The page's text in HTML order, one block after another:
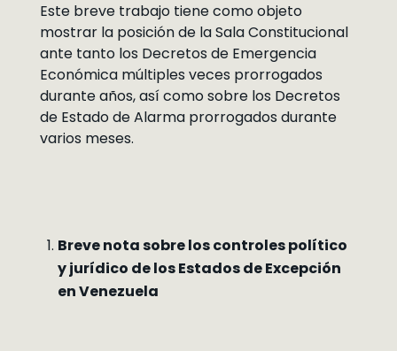
Este breve trabajo tiene como objeto
mostrar la posición de la Sala Constitucional
ante tanto los Decretos de Emergencia
Económica múltiples veces prorrogados
durante años, así como sobre los Decretos
de Estado de Alarma prorrogados durante
varios meses.
Breve nota sobre los controles político
y jurídico de los Estados de Excepción
en Venezuela